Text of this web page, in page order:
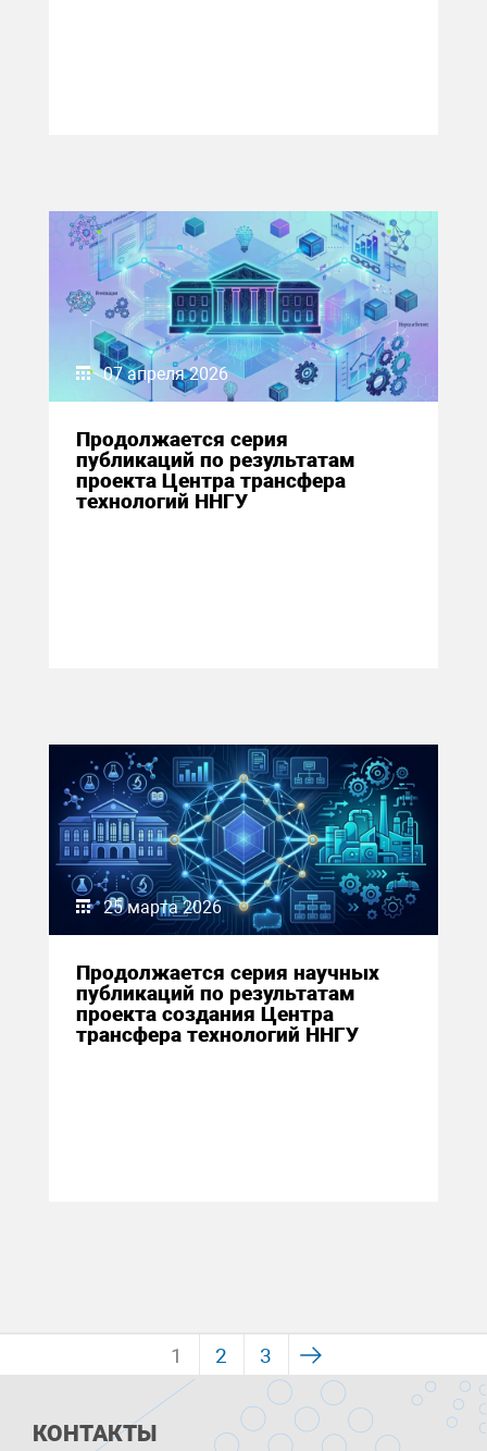
07 апреля 2026
Продолжается серия
публикаций по результатам
проекта Центра трансфера
технологий ННГУ
25 марта 2026
Продолжается серия научных
публикаций по результатам
проекта создания Центра
трансфера технологий ННГУ
1 2 3
КОНТАКТЫ